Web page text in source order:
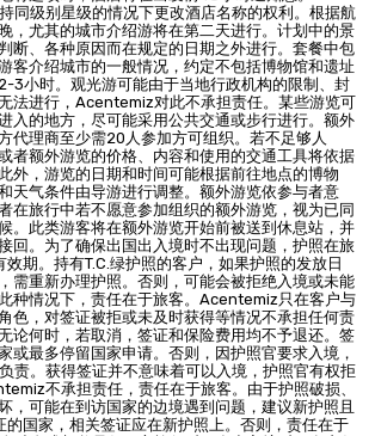
同级别星级的情况下更改酒店名称的权利。根据航
，尤其的城市介绍游将在第二天进行。计划中的景
断、各种原因而在规定的日期之外进行。套餐中包
客介绍城市的一般情况，约定不包括博物馆和遗址
3小时。观光游可能由于当地行政机构的限制、封
法进行，Acentemiz对此不承担责任。某些游览可
入的地方，尽可能采用公共交通或步行进行。额外
代理商至少需20人参加方可组织。若不足够人
者额外游览的价格、内容和使用的交通工具将依据
外，游览的日期和时间可能根据前往地点的博物
天气条件由导游进行调整。额外游览依参与者意
在旅行中若不愿意参加组织的额外游览，视为已同
。此类游客将在额外游览开始前被送到休息站，并
回。为了确保出国出入境时不出现问题，护照在旅
期。持有T.C.绿护照的客户，如果护照的发放日
需重新办理护照。否则，可能会被拒绝入境或未能
种情况下，责任在于旅客。Acentemiz只在客户与
色，对签证被拒或未及时获得等情况不承担任何责
论何时，若取消，签证和保险费用均不予退还。签
或最多停留国家申请。否则，因护照官要求入境，
责。获得签证并不意味着可以入境，护照官有权拒
不承担责任，责任在于旅客。由于护照破损、
，可能在到访国家的边境遇到问题，建议新护照且
的国家，相关签证应在新护照上。否则，责任在于